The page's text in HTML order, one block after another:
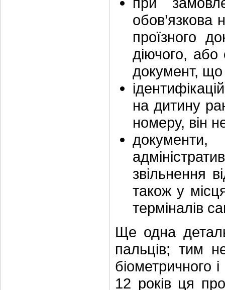
обов’язкова
проїзного
діючого,
документ, що
на дитину
номеру, він
звільнення
також у
терміналів
Ще одна
пальців; тим
біометричного
12 років ця